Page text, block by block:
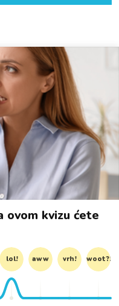
ovom kvizu ćete
lol! aww vrh! woot?!